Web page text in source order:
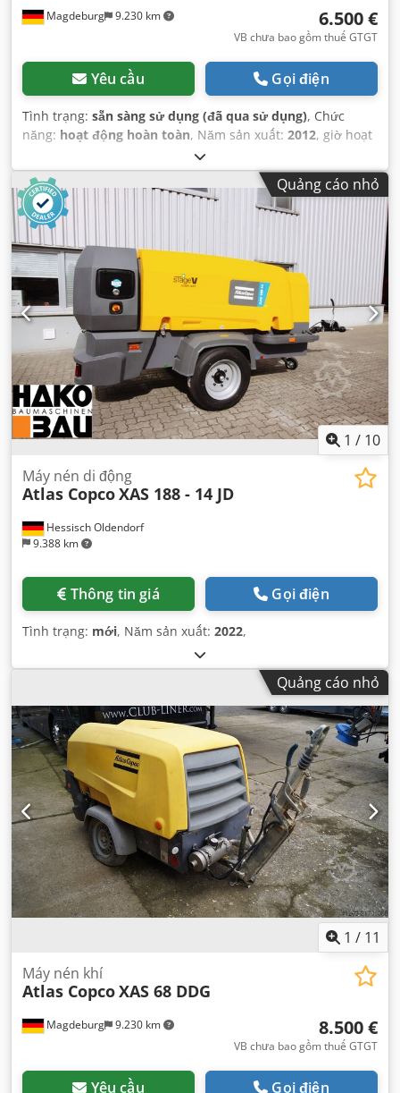
Magdeburg 9.230 km 6.500 €
VB chưa bao gồm thuế GTGT
Yêu cầu Gọi điện
Tình trạng: sẵn sàng sử dụng (đã qua sử dụng), Chức
năng: hoạt động hoàn toàn, Năm sản xuất: 2012, giờ hoạt
Quảng cáo nhỏ
1 / 10
Hessisch Oldendorf
9.388 km
Máy nén di động
Atlas CopcoXAS 188 - 14 JD
Thông tin giá Gọi điện
Tình trạng: mới, Năm sản xuất: 2022,
Quảng cáo nhỏ
1 / 11
Magdeburg 9.230 km
Máy nén khí
Atlas CopcoXAS 68 DDG
8.500 €
VB chưa bao gồm thuế GTGT
Yêu cầu Gọi điện